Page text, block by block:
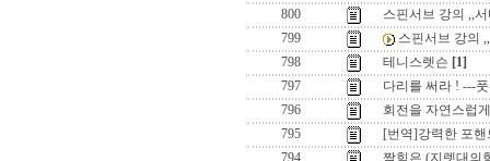
800
스핀서브 강의 ,,
799
스핀서브 강의
798
테니스렛슨 [1]
797
다리를 써라 ! ---
796
회전을 자연스럽
795
[번역]강력한 포핸
794
짝힘은 (지렛대의